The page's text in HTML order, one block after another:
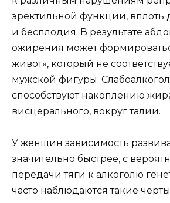
эректильной функции, вплоть
и бесплодия. В результате
ожирения может
живот», который не
мужской фигуры.
способствуют накоплению
висцерального, вокруг талии.
У женщин зависимость
значительно быстрее, с
передачи тяги к алкоголю
часто наблюдаются такие